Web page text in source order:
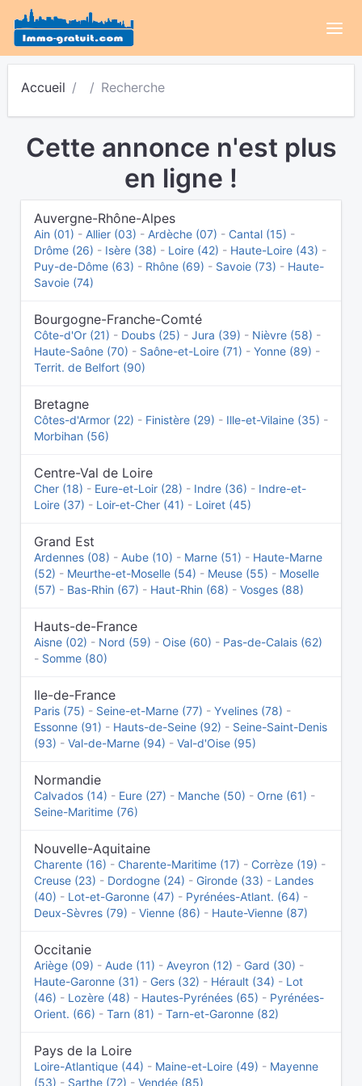
Accueil Recherche
Cette annonce n'est plus
en ligne !
Auvergne-Rhône-Alpes
Ain (01) - Allier (03) - Ardèche (07) - Cantal (15) -
Drôme (26) - Isère (38) - Loire (42) - Haute-Loire (43) -
Puy-de-Dôme (63) - Rhône (69) - Savoie (73) - Haute-
Savoie (74)
Bourgogne-Franche-Comté
Côte-d'Or (21) - Doubs (25) - Jura (39) - Nièvre (58) -
Haute-Saône (70) - Saône-et-Loire (71) - Yonne (89) -
Territ. de Belfort (90)
Bretagne
Côtes-d'Armor (22) - Finistère (29) - Ille-et-Vilaine (35) -
Morbihan (56)
Centre-Val de Loire
Cher (18) - Eure-et-Loir (28) - Indre (36) - Indre-et-
Loire (37) - Loir-et-Cher (41) - Loiret (45)
Grand Est
Ardennes (08) - Aube (10) - Marne (51) - Haute-Marne
(52) - Meurthe-et-Moselle (54) - Meuse (55) - Moselle
(57) - Bas-Rhin (67) - Haut-Rhin (68) - Vosges (88)
Hauts-de-France
Aisne (02) - Nord (59) - Oise (60) - Pas-de-Calais (62)
- Somme (80)
Ile-de-France
Paris (75) - Seine-et-Marne (77) - Yvelines (78) -
Essonne (91) - Hauts-de-Seine (92) - Seine-Saint-Denis
(93) - Val-de-Marne (94) - Val-d'Oise (95)
Normandie
Calvados (14) - Eure (27) - Manche (50) - Orne (61) -
Seine-Maritime (76)
Nouvelle-Aquitaine
Charente (16) - Charente-Maritime (17) - Corrèze (19) -
Creuse (23) - Dordogne (24) - Gironde (33) - Landes
(40) - Lot-et-Garonne (47) - Pyrénées-Atlant. (64) -
Deux-Sèvres (79) - Vienne (86) - Haute-Vienne (87)
Occitanie
Ariège (09) - Aude (11) - Aveyron (12) - Gard (30) -
Haute-Garonne (31) - Gers (32) - Hérault (34) - Lot
(46) - Lozère (48) - Hautes-Pyrénées (65) - Pyrénées-
Orient. (66) - Tarn (81) - Tarn-et-Garonne (82)
Pays de la Loire
Loire-Atlantique (44) - Maine-et-Loire (49) - Mayenne
(53) - Sarthe (72) - Vendée (85)